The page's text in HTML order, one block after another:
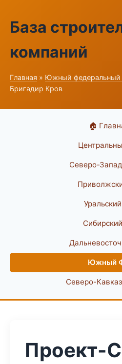
База
компаний
Главная » Южный федеральный
Бригадир Кров
🏠
Северо-
Южный
Северо-
Проект-